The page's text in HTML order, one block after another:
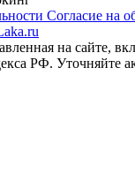
Согласие на
на сайте,
РФ. Уточняйте